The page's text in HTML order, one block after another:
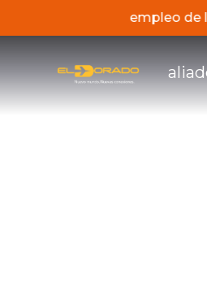
los servicios de empleo de